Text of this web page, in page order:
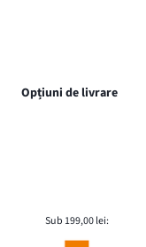
Opțiuni de livrare
Sub 199,00 lei: